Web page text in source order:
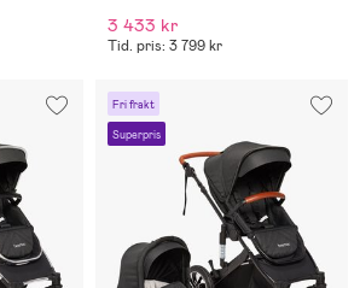
3 433 kr
Tid. pris: 3 799 kr
Fri frakt
Superpris